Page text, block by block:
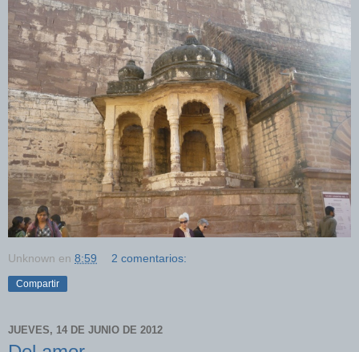
Unknown en 8:59 2 comentarios:
Compartir
JUEVES, 14 DE JUNIO DE 2012